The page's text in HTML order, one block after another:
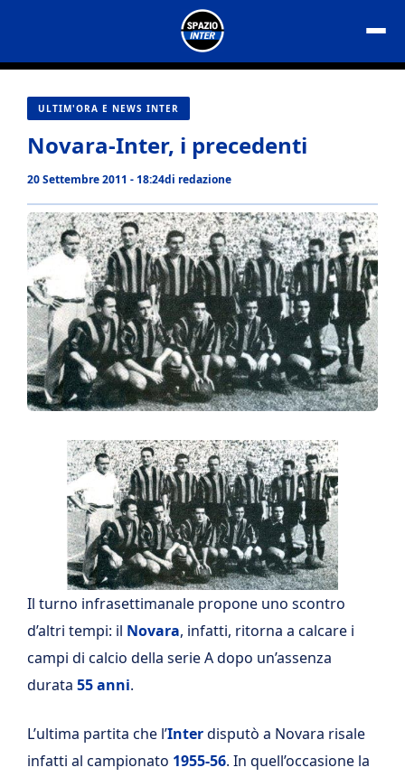
contenuto
ULTIM'ORA E NEWS INTER
Novara-Inter, i precedenti
20 Settembre 2011 - 18:24di redazione
Il turno infrasettimanale propone uno scontro
d’altri tempi: il Novara, infatti, ritorna a calcare i
campi di calcio della serie A dopo un’assenza
durata 55 anni.
L’ultima partita che l’Interdisputò a Novara risale
infatti al campionato 1955-56. In quell’occasione la